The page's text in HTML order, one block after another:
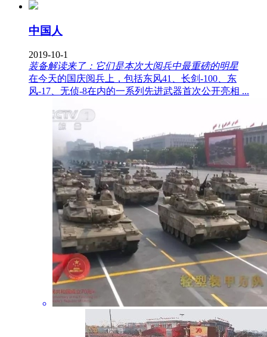
中国人
2019-10-1
装备解读来了：它们是本次大阅兵中最重磅的明星
在今天的国庆阅兵上，包括东风41、长剑-100、东
风-17、无侦-8在内的一系列先进武器首次公开亮相 ...